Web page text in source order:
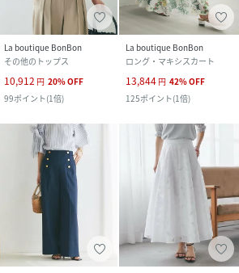
La boutique BonBon
その他のトップス
10,912 円 20%OFF
99ポイント(1倍)
La boutique BonBon
ロング・マキシスカート
13,844 円 42%OFF
125ポイント(1倍)